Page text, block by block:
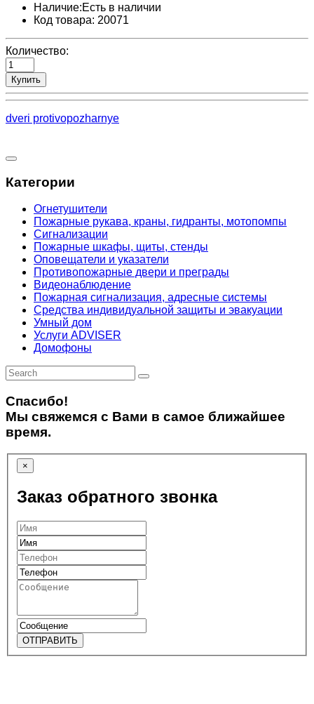
Наличие:Есть в наличии
Код товара: 20071
Количество:
Купить
dveri protivopozharnye
Категории
Огнетушители
Пожарные рукава, краны, гидранты, мотопомпы
Сигнализации
Пожарные шкафы, щиты, стенды
Оповещатели и указатели
Противопожарные двери и преграды
Видеонаблюдение
Пожарная сигнализация, адресные системы
Средства индивидуальной защиты и эвакуации
Умный дом
Услуги ADVISER
Домофоны
Спасибо!
Мы свяжемся с Вами в самое ближайшее
время.
×
Заказ обратного звонка
ОТПРАВИТЬ